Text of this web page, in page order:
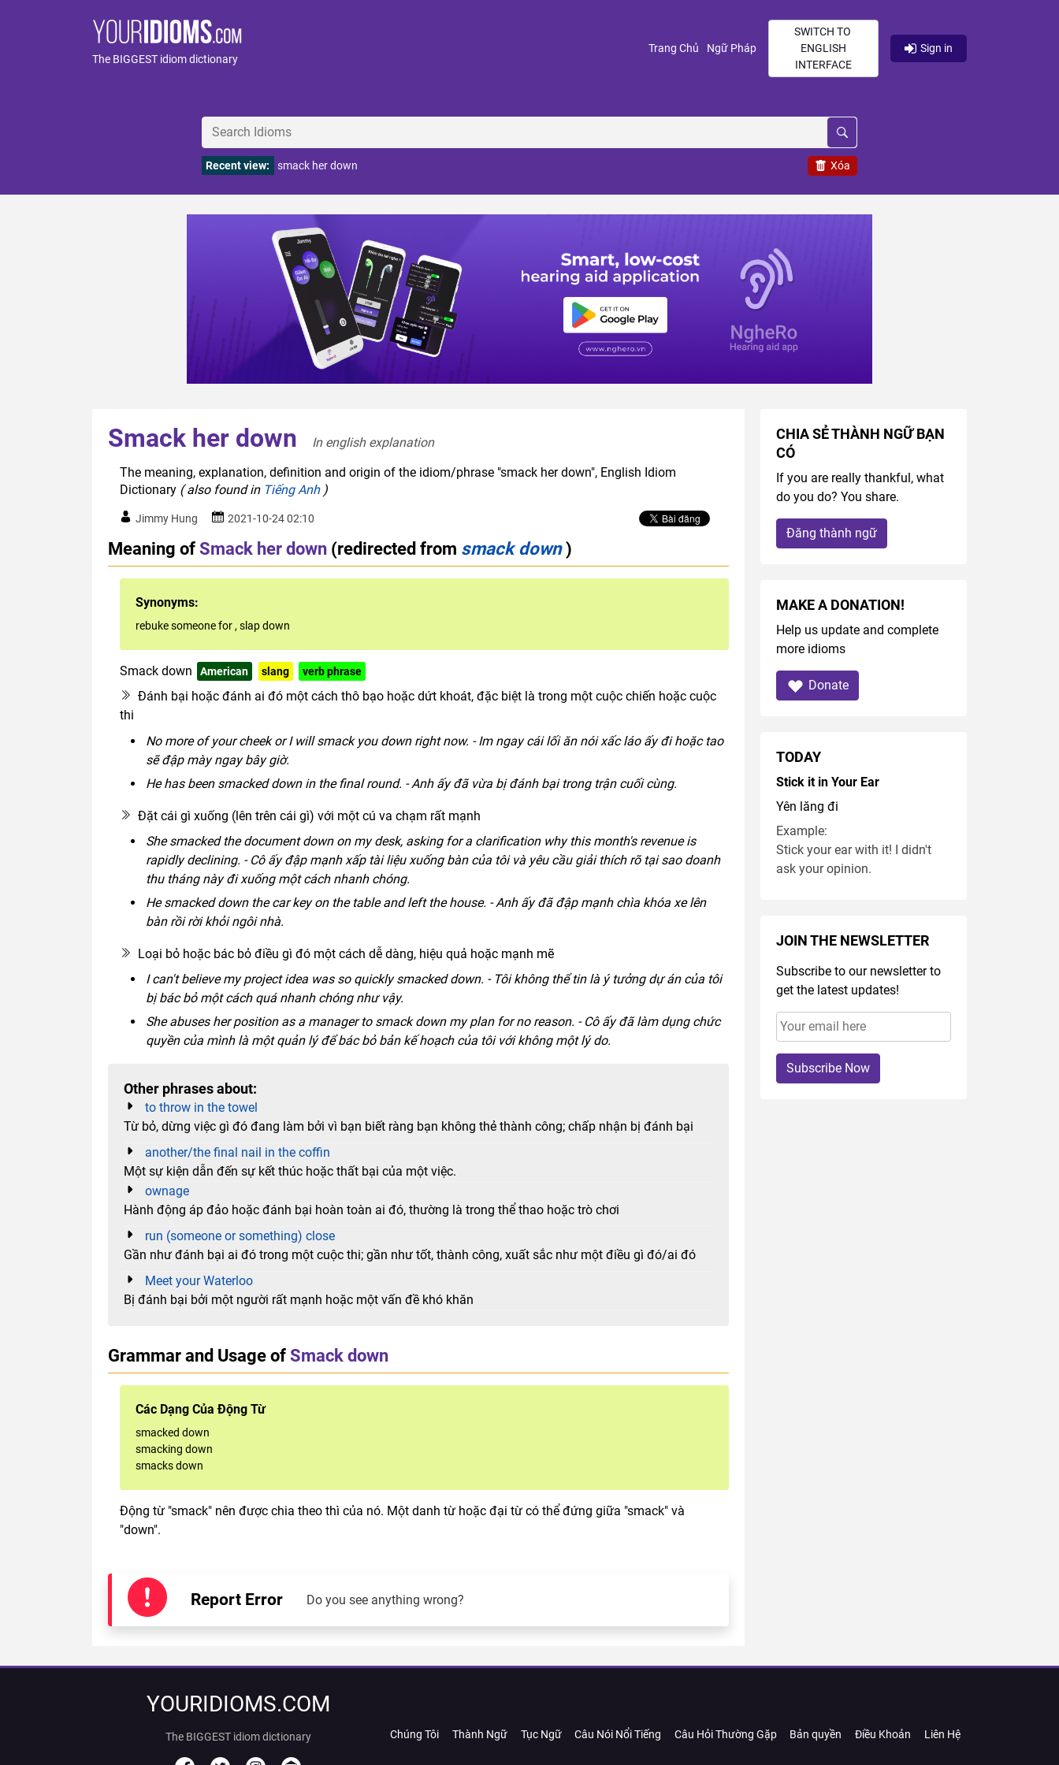
The BIGGEST idiom dictionary
Trang Chủ (current)
Ngữ Pháp(current)
SWITCH TO
ENGLISH
INTERFACE
Sign in
Xóa
Recent view: smack her down
Smack her down
In english explanation
The meaning, explanation, definition and origin of the idiom/phrase "smack her down", English Idiom
Dictionary ( also found in Tiếng Anh)
Jimmy Hung 2021-10-24 02:10
Meaning ofSmack her down (redirected from smack down)
Synonyms:
rebuke someone for , slap down
Smack down American slang verb phrase
Đánh bại hoặc đánh ai đó một cách thô bạo hoặc dứt khoát, đặc biệt là trong một cuộc chiến hoặc cuộc
thi
No more of your cheek or I will smack you down right now. - Im ngay cái lối ăn nói xấc láo ấy đi hoặc tao
sẽ đập mày ngay bây giờ.
He has been smacked down in the final round. - Anh ấy đã vừa bị đánh bại trong trận cuối cùng.
Đặt cái gì xuống (lên trên cái gì) với một cú va chạm rất mạnh
She smacked the document down on my desk, asking for a clarification why this month's revenue is
rapidly declining. - Cô ấy đập mạnh xấp tài liệu xuống bàn của tôi và yêu cầu giải thích rõ tại sao doanh
thu tháng này đi xuống một cách nhanh chóng.
He smacked down the car key on the table and left the house. - Anh ấy đã đập mạnh chìa khóa xe lên
bàn rồi rời khỏi ngôi nhà.
Loại bỏ hoặc bác bỏ điều gì đó một cách dễ dàng, hiệu quả hoặc mạnh mẽ
I can't believe my project idea was so quickly smacked down. - Tôi không thể tin là ý tưởng dự án của tôi
bị bác bỏ một cách quá nhanh chóng như vậy.
She abuses her position as a manager to smack down my plan for no reason. - Cô ấy đã làm dụng chức
quyền của mình là một quản lý để bác bỏ bản kế hoạch của tôi với không một lý do.
Other phrases about:
to throw in the towel
Từ bỏ, dừng việc gì đó đang làm bởi vì bạn biết ràng bạn không thẻ thành công; chấp nhận bị đánh bại
another/the final nail in the coffin
Một sự kiện dẫn đến sự kết thúc hoặc thất bại của một việc.
ownage
Hành động áp đảo hoặc đánh bại hoàn toàn ai đó, thường là trong thể thao hoặc trò chơi
run (someone or something) close
Gần như đánh bại ai đó trong một cuộc thi; gần như tốt, thành công, xuất sắc như một điều gì đó/ai đó
Meet your Waterloo
Bị đánh bại bởi một người rất mạnh hoặc một vấn đề khó khăn
Grammar and Usage ofSmack down
Các Dạng Của Động Từ
smacked down
smacking down
smacks down
Động từ "smack" nên được chia theo thì của nó. Một danh từ hoặc đại từ có thể đứng giữa "smack" và
"down".
Report Error Do you see anything wrong?
CHIA SẺ THÀNH NGỮ BẠN
CÓ
If you are really thankful, what
do you do? You share.
Đăng thành ngữ
MAKE A DONATION!
Help us update and complete
more idioms
Donate
TODAY
Stick it in Your Ear
Yên lăng đi
Example:
Stick your ear with it! I didn't
ask your opinion.
JOIN THE NEWSLETTER
Subscribe to our newsletter to
get the latest updates!
Subscribe Now
YOURIDIOMS.COM
The BIGGEST idiom dictionary Chúng Tôi Thành Ngữ Tục Ngữ Câu Nói Nổi Tiếng Câu Hỏi Thường Gặp Bản quyền Điều Khoản Liên Hệ